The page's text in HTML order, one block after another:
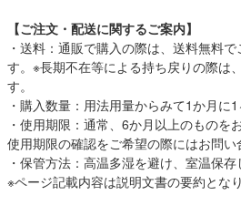
【ご注文・配送に関するご案内】
・送料：通販で購入の際は、送料無料
す。※長期不在等による持ち戻りの際は
す。
・購入数量：用法用量からみて1か月に
・使用期限：通常、6か月以上のものを
使用期限の確認をご希望の際にはお問い
・保管方法：高温多湿を避け、室温保存
※ページ記載内容は説明文書の要約となり